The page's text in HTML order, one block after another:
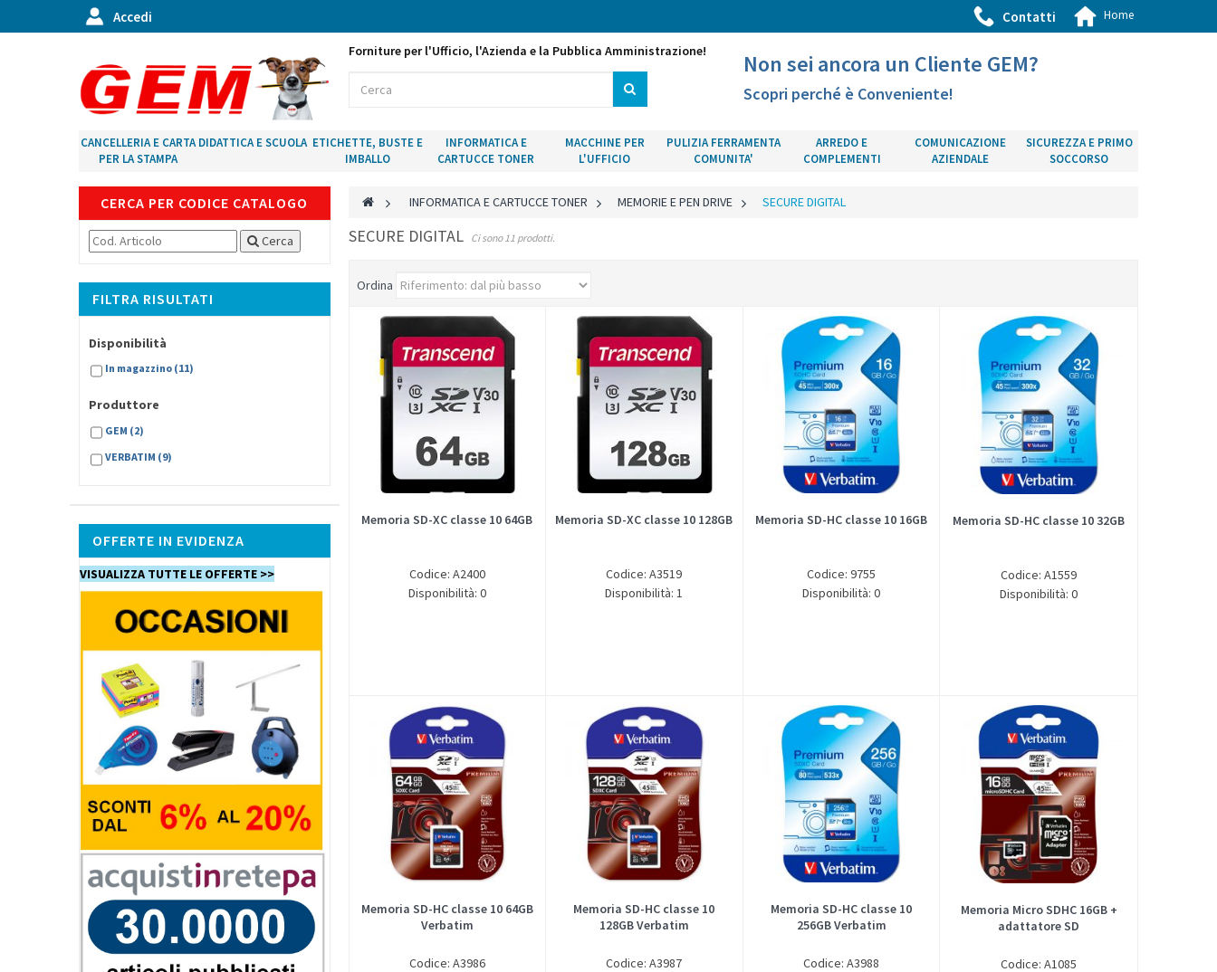
Accedi Contatti Home
Forniture per l'Ufficio, l'Azienda e la Pubblica Amministrazione! Non sei ancora un Cliente GEM?
Scopri perché è Conveniente!
CANCELLERIA E CARTA
PER LA STAMPA
DIDATTICA E SCUOLA ETICHETTE, BUSTE E
IMBALLO
INFORMATICA E
CARTUCCE TONER
MACCHINE PER
L'UFFICIO
PULIZIA FERRAMENTA
COMUNITA'
ARREDO E
COMPLEMENTI
COMUNICAZIONE
AZIENDALE
SICUREZZA E PRIMO
SOCCORSO
CERCA PER CODICE CATALOGO
Cerca
FILTRA RISULTATI
Disponibilità
In magazzino (11)
Produttore
GEM (2)
VERBATIM (9)
OFFERTE IN EVIDENZA
VISUALIZZA TUTTE LE OFFERTE >>
> INFORMATICA E CARTUCCE TONER > MEMORIE E PEN DRIVE > SECURE DIGITAL
SECURE DIGITAL Ci sono 11 prodotti.
Ordina
Memoria SD-XC classe 10 64GB
Codice: A2400
Disponibilità: 0
Memoria SD-XC classe 10 128GB
Codice: A3519
Disponibilità: 1
Memoria SD-HC classe 10 16GB
Codice: 9755
Disponibilità: 0
Memoria SD-HC classe 10 32GB
Codice: A1559
Disponibilità: 0
Memoria SD-HC classe 10 64GB
Verbatim
Codice: A3986
Memoria SD-HC classe 10
128GB Verbatim
Codice: A3987
Memoria SD-HC classe 10
256GB Verbatim
Codice: A3988
Memoria Micro SDHC 16GB +
adattatore SD
Codice: A1085